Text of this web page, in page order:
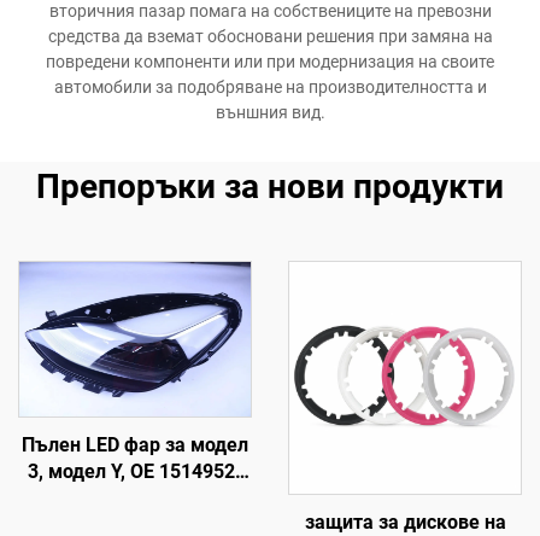
вторичния пазар помага на собствениците на превозни
средства да вземат обосновани решения при замяна на
повредени компоненти или при модернизация на своите
автомобили за подобряване на производителността и
външния вид.
Препоръки за нови продукти
Пълен LED фар за модел
3, модел Y, OE 1514952-
защита за дискове на